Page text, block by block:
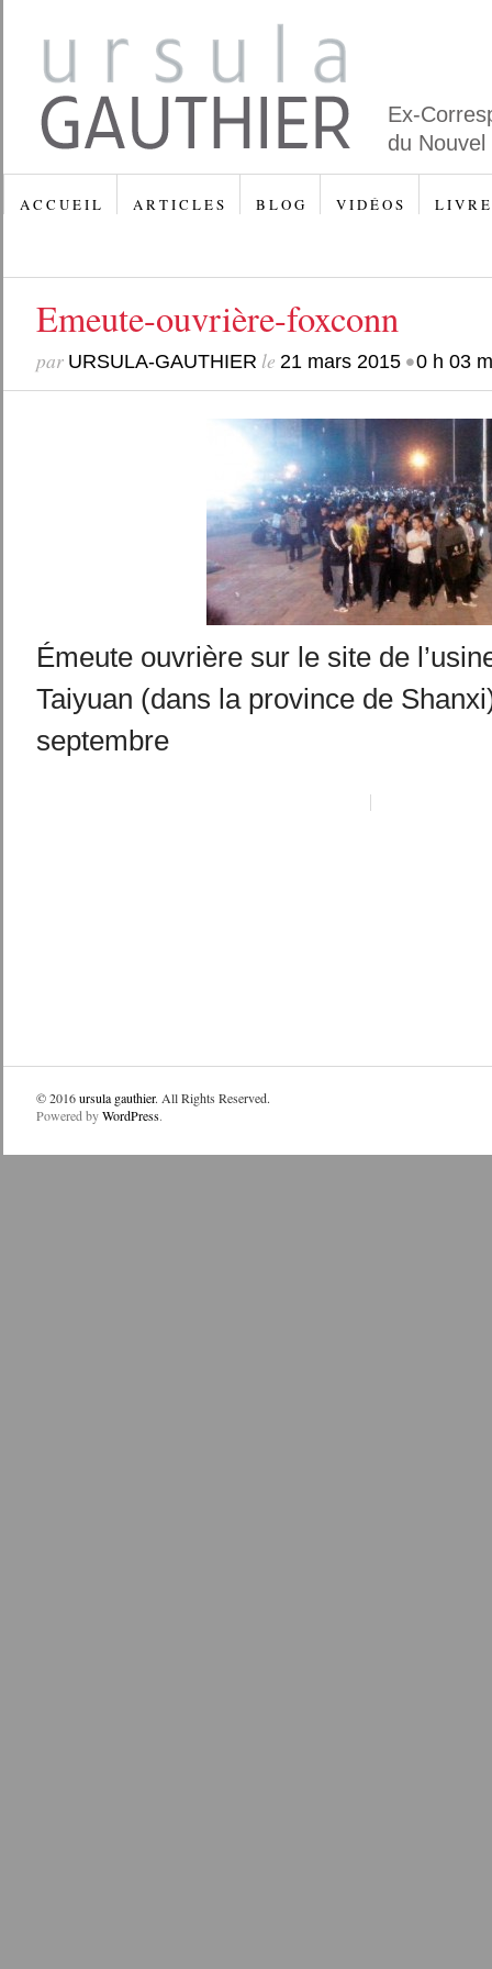
Ex-
du
A C C U E I L A R T I C L E S B L O G V I D É O S L I V R E
Emeute-ouvrière-foxconn
par URSULA-GAUTHIER le 21 mars 2015•0 h 03
Émeute ouvrière sur le site de
Taiyuan (dans la province de
septembre
© 2016ursula gauthier. All Rights Reserved.
Powered byWordPress.